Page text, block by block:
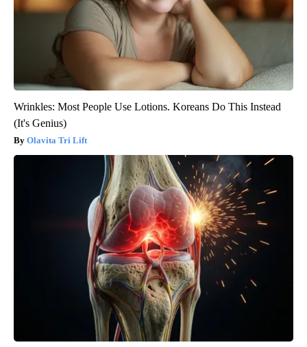
Wrinkles: Most People Use Lotions. Koreans Do This Instead
(It's Genius)
Olavita Tri Lift